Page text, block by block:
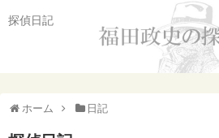
探偵日記
ホーム 日記